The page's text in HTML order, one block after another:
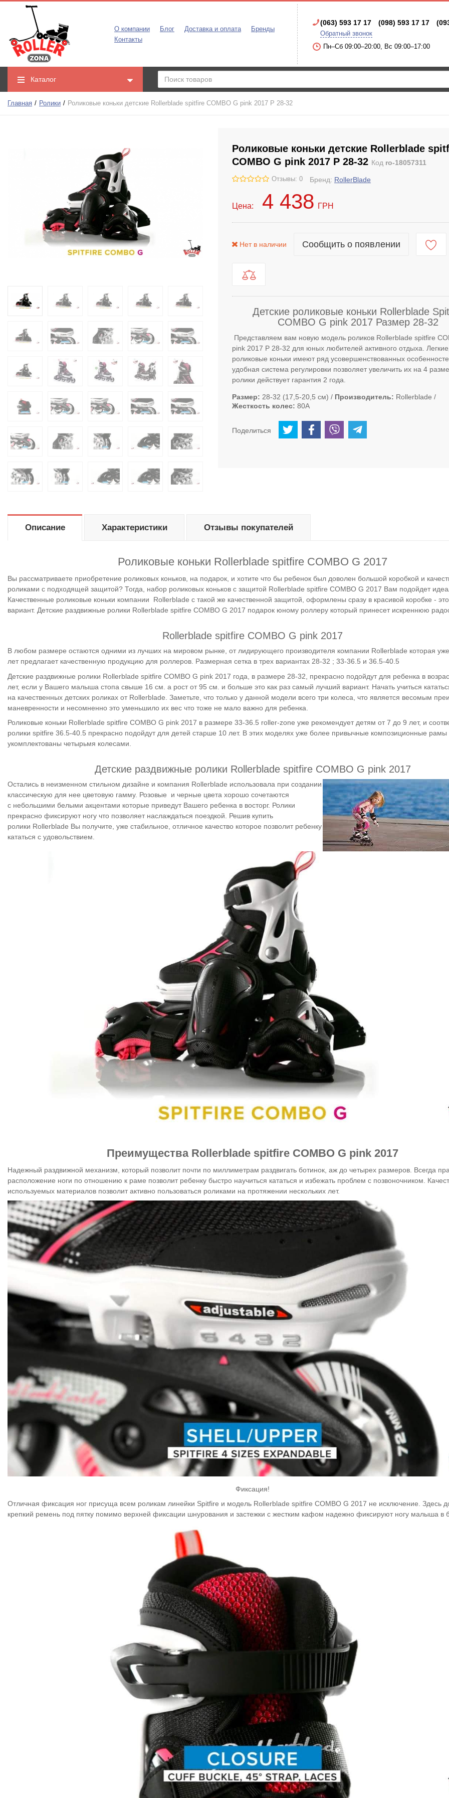
О компании Блог Доставка и оплата
Бренды
Контакты
(063) 593 17 17 (098) 593 17 17
Обратный звонок
Пн–Сб 09:00–20:00, Вс 09:00–17:00
Каталог
Главная Ролики Роликовые коньки детские Rollerblade spitfire COMBO G pink 2017 Р 28-32
Роликовые коньки детские Rollerblade
COMBO G pink 2017 Р 28-32 Код ro-18057311
Отзывы: 0 Бренд: RollerBlade
Цена: 4 438 ГРН
Нет в наличии Сообщить о появлении
Детские роликовые коньки Rollerblade
COMBO G pink 2017 Размер 28-32
Представляем вам новую модель роликов Rollerblade spitfire
pink 2017 Р 28-32 для юных любителей активного отдыха.
роликовые коньки имеют ряд усовершенствованных
удобная система регулировки позволяет увеличить их на 4
ролики действует гарантия 2 года.
Размер 28-32 (17,5-20,5 см) Производитель
Rollerblade
Жесткость колес 80А
Поделиться
Описание
Роликовые коньки Rollerblade spitfire COMBO G 2017
Вы рассматриваете приобретение роликовых коньков, на подарок, и хотите что бы ребенок был доволен большой коробкой и
роликами с подходящей защитой? Тогда, набор роликовых коньков с защитой Rollerblade spitfire COMBO G 2017 Вам подойдет
Качественные роликовые коньки компании
Rollerblade с такой же качественной защитой, оформлены сразу в красивой коробке -
вариант. Детские раздвижные ролики Rollerblade spitfire COMBO G 2017 подарок юному роллеру который принесет искреннюю
Rollerblade spitfire COMBO G pink 2017
В любом размере остаются одними из лучших на мировом рынке, от лидирующего производителя компании Rollerblade которая
лет предлагает качественную продукцию для роллеров. Размерная сетка в трех вариантах 28-32 ; 33-36.5 и 36.5-40.5
Детские раздвижные ролики Rollerblade spitfire COMBO G pink 2017 года, в размере 28-32, прекрасно подойдут для ребенка в
лет, если у Вашего малыша стопа свыше 16 см. а рост от 95 см. и больше это как раз самый лучший вариант. Начать учиться
на качественных детских роликах от Rollerblade. Заметьте, что только у данной модели всего три колеса, что является весомым
маневренности и несомненно это уменьшило их вес что тоже не мало важно для ребенка.
Роликовые коньки Rollerblade spitfire COMBO G pink 2017 в размере 33-36.5 roller-zone уже рекомендует детям от 7 до 9 лет, и
ролики spitfire 36.5-40.5 прекрасно подойдут для детей старше 10 лет. В этих моделях уже более привычные композиционные рамы
укомплектованы четырьмя колесами.
Детские раздвижные ролики Rollerblade spitfire COMBO G pink 2017
Остались в неизменном стильном дизайне и компания Rollerblade использовала при создании
классическую для нее цветовую гамму. Розовые и черные цвета хорошо сочетаются
с небольшими белыми акцентами которые приведут Вашего ребенка в восторг. Ролики
прекрасно фиксируют ногу что позволяет наслаждаться поездкой. Решив купить
ролики Rollerblade Вы получите, уже стабильное, отличное качество которое позволит ребенку
кататься с удовольствием.
Преимущества Rollerblade spitfire COMBO G pink 2017
Надежный раздвижной механизм, который позволит почти по миллиметрам раздвигать ботинок, аж до четырех размеров. Всегда
расположение ноги по отношению к раме позволит ребенку быстро научиться кататься и избежать проблем с позвоночником.
используемых материалов позволит активно пользоваться роликами на протяжении нескольких лет.
Фиксация!
Отличная фиксация ног присуща всем роликам линейки Spitfire и модель Rollerblade spitfire COMBO G 2017 не исключение. Здесь
крепкий ремень под пятку помимо верхней фиксации шнурования и застежки с жестким кафом надежно фиксируют ногу малыша в
Характеристики Отзывы покупателей